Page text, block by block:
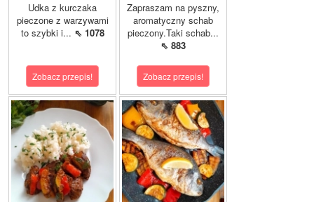
Udka z kurczaka
pieczone z warzywami
to szybki i... ⇖ 1078
Zobacz przepis!
Zapraszam na pyszny,
aromatyczny schab
pieczony.Taki schab...
⇖ 883
Zobacz przepis!